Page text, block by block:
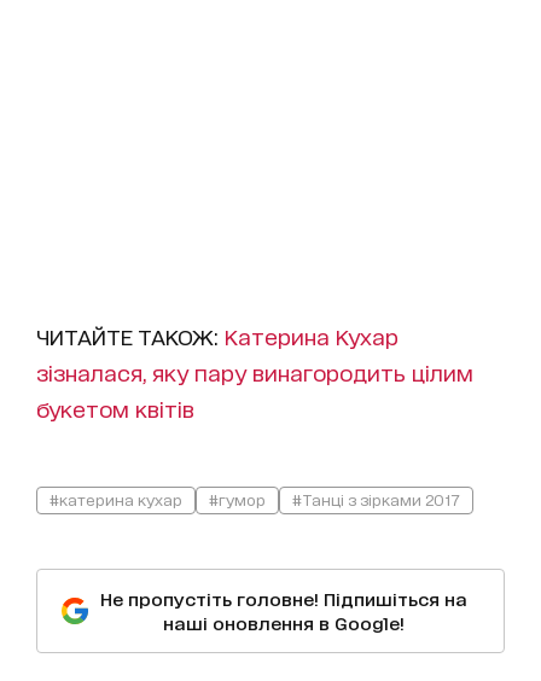
ЧИТАЙТЕ ТАКОЖ: Катерина Кухар
зізналася, яку пару винагородить цілим
букетом квітів
#катерина кухар #гумор #Танці з зірками 2017
Не пропустіть головне! Підпишіться на
наші оновлення в Google!